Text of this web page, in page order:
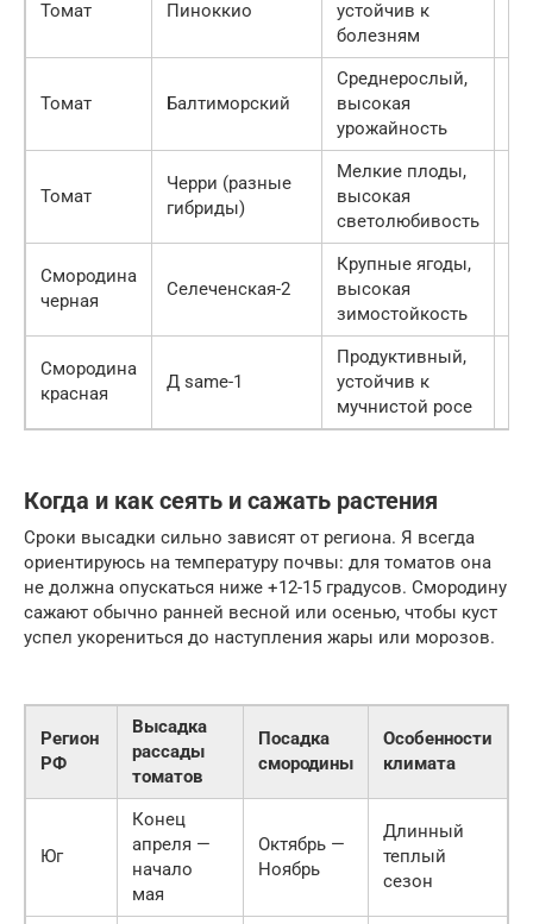
Томат Пиноккио
устойчив к
болезням
Томат Балтиморский
Среднерослый,
высокая
урожайность
Томат
Черри (разные
гибриды)
Мелкие плоды,
высокая
светолюбивость
Смородина
черная
Селеченская-2
Крупные ягоды,
высокая
зимостойкость
Смородина
красная
Д same-1
Продуктивный,
устойчив к
мучнистой росе
Когда и как сеять и сажать растения
Сроки высадки сильно зависят от региона. Я всегда
ориентируюсь на температуру почвы: для томатов она
не должна опускаться ниже +12-15 градусов. Смородину
сажают обычно ранней весной или осенью, чтобы куст
успел укорениться до наступления жары или морозов.
Регион
РФ
Высадка
рассады
томатов
Посадка
смородины
Особенности
климата
Юг
Конец
апреля —
начало
мая
Октябрь —
Ноябрь
Длинный
теплый
сезон